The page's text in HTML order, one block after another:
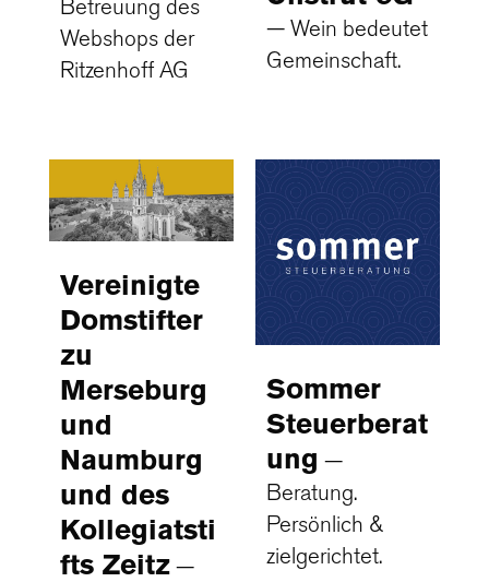
Betreuung des
Webshops der
Ritzenhoff AG
Wein bedeutet
Gemeinschaft.
Vereinigte
Domstifter
zu
Merseburg
und
Naumburg
und des
Kollegiatsti
fts Zeitz
Sommer
Steuerberat
ung
Beratung.
Persönlich &
zielgerichtet.